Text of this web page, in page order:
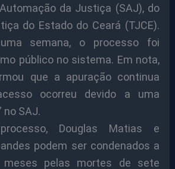
da Justiça (SAJ), do
do Estado do Ceará (TJCE).
semana, o processo foi
público no sistema. Em nota,
que a apuração continua
ocorreu devido a uma
no SAJ.
Douglas Matias e
podem ser condenados a
pelas mortes de sete